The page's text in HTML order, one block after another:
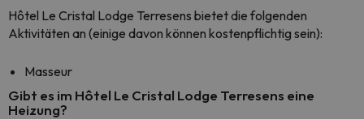
Hôtel Le Cristal Lodge Terresens bietet die folgenden
Aktivitäten an (einige davon können kostenpflichtig sein):
Masseur
Gibt es im Hôtel Le Cristal Lodge Terresens eine
Heizung?